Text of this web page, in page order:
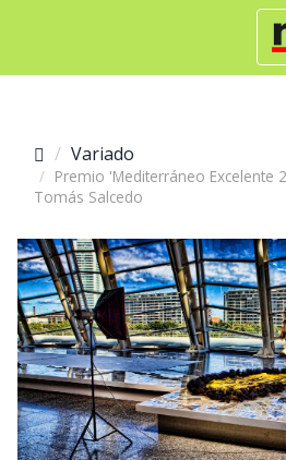
Variado
Premio 'Mediterráneo Excelente
Tomás Salcedo